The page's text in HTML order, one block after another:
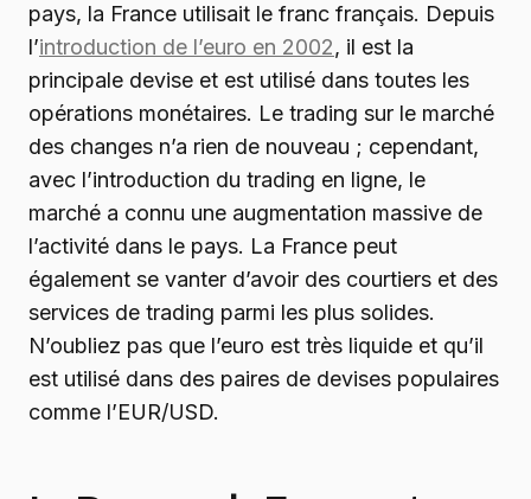
pays, la France utilisait le franc français. Depuis
l’introduction de l’euro en 2002, il est la
principale devise et est utilisé dans toutes les
opérations monétaires. Le trading sur le marché
des changes n’a rien de nouveau ; cependant,
avec l’introduction du trading en ligne, le
marché a connu une augmentation massive de
l’activité dans le pays. La France peut
également se vanter d’avoir des courtiers et des
services de trading parmi les plus solides.
N’oubliez pas que l’euro est très liquide et qu’il
est utilisé dans des paires de devises populaires
comme l’EUR/USD.